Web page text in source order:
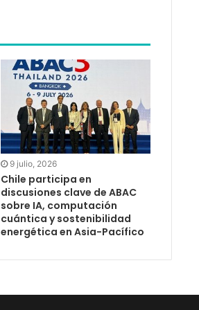
9 julio, 2026
Chile participa en
discusiones clave de ABAC
sobre IA, computación
cuántica y sostenibilidad
energética en Asia-Pacífico